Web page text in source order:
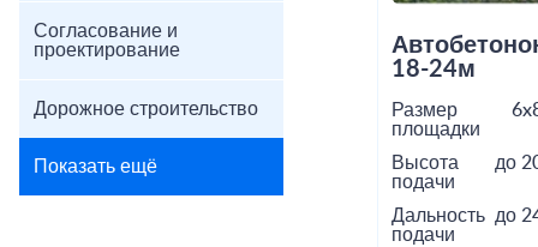
Согласование и
проектирование
Дорожное строительство
Показать ещё
18-24м
Размер
площадки
Высота
подачи
до
Дальность
подачи
до